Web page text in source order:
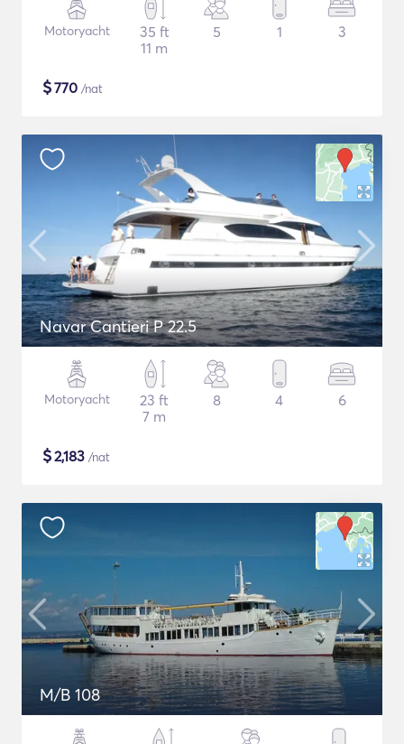
Motoryacht
35 ft
11 m
5 1 3
$770 /nat
Navar Cantieri P 22.5
Motoryacht
23 ft
7 m
8 4 6
$2,183 /nat
M/B 108